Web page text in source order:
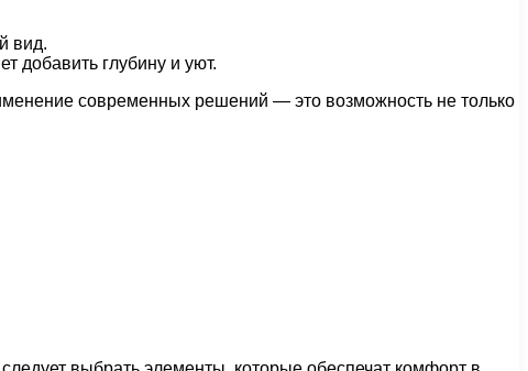
вид.
добавить глубину и уют.
современных решений — это возможность не только